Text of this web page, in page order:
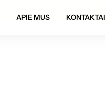
APIE MUS KONTAKTAI